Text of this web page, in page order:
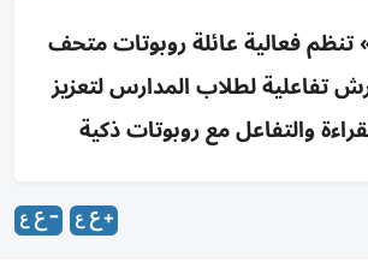
تنظم فعالية عائلة روبوتات متحف
تفاعلية لطلاب المدارس لتعزيز
والتفاعل مع روبوتات ذكية